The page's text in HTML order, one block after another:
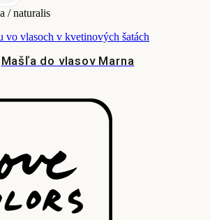
/ naturalis
Mašľa do vlasov Marna